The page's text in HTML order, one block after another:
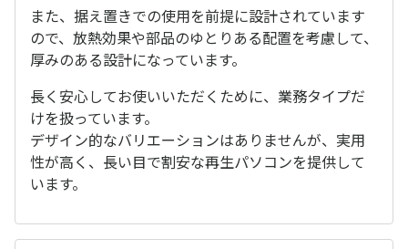
また、据え置きでの使用を前提に設計されています
ので、放熱効果や部品のゆとりある配置を考慮して、
厚みのある設計になっています。
長く安心してお使いいただくために、業務タイプだ
けを扱っています。
デザイン的なバリエーションはありませんが、実用
性が高く、長い目で割安な再生パソコンを提供して
います。